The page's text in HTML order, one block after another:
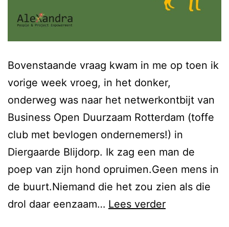
Bovenstaande vraag kwam in me op toen ik
vorige week vroeg, in het donker,
onderweg was naar het netwerkontbijt van
Business Open Duurzaam Rotterdam (toffe
club met bevlogen ondernemers!) in
Diergaarde Blijdorp. Ik zag een man de
poep van zijn hond opruimen.Geen mens in
de buurt.Niemand die het zou zien als die
drol daar eenzaam… Lees verder